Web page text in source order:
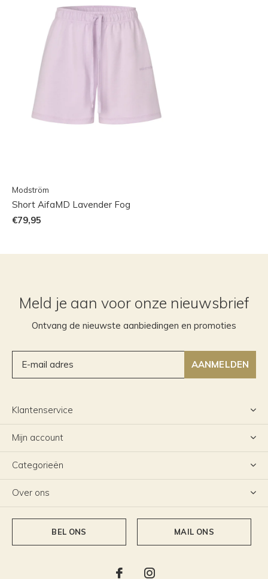
Modström
Short AifaMD Lavender Fog
€79,95
Meld je aan voor onze nieuwsbrief
Ontvang de nieuwste aanbiedingen en promoties
AANMELDEN
Klantenservice
Mijn account
Categorieën
Over ons
BEL ONS MAIL ONS